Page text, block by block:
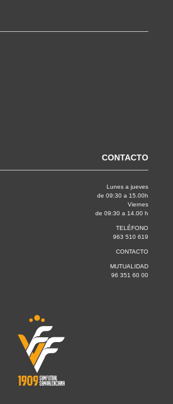
CONTACTO
Lunes a jueves
de 09:30 a 15.00h
Viernes
de 09:30 a 14.00 h
TELÉFONO
963 510 619
CONTACTO
MUTUALIDAD
96 351 60 00